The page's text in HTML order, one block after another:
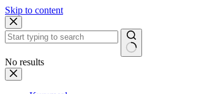
Skip to content
No results